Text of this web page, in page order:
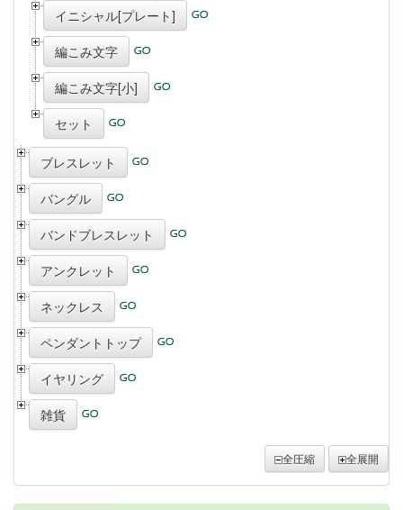
イニシャル[プレート]
編こみ文字
編こみ文字[小]
セット
ブレスレット
バングル
バンドブレスレット
アンクレット
ネックレス
ペンダントトップ
イヤリング
雑貨
全圧縮 全展開